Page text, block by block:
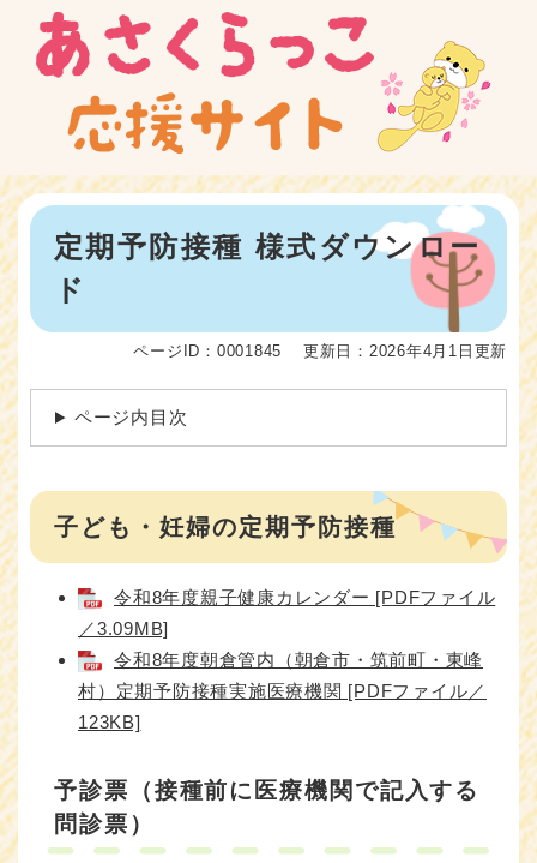
す
。
メニューを飛ばして本文へ
本
定期予防接種 様式ダウンロー
ド
ページID：0001845 更新日：2026年4月1日更新
ページ内目次
子ども・妊婦の定期予防接種
令和8年度親子健康カレンダー [PDFファイル
／3.09MB]
令和8年度朝倉管内（朝倉市・筑前町・東峰
村）定期予防接種実施医療機関 [PDFファイル／
123KB]
予診票（接種前に医療機関で記入する
問診票）